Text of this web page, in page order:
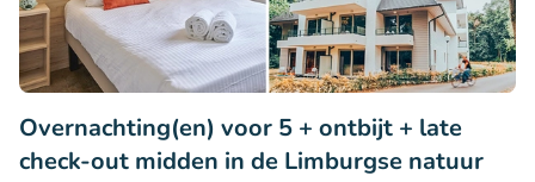
Overnachting(en) voor 5 + ontbijt + late
check-out midden in de Limburgse natuur